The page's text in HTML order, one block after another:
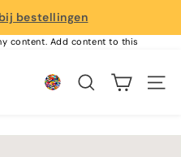
bestellingen
content. Add content to this
Search Site